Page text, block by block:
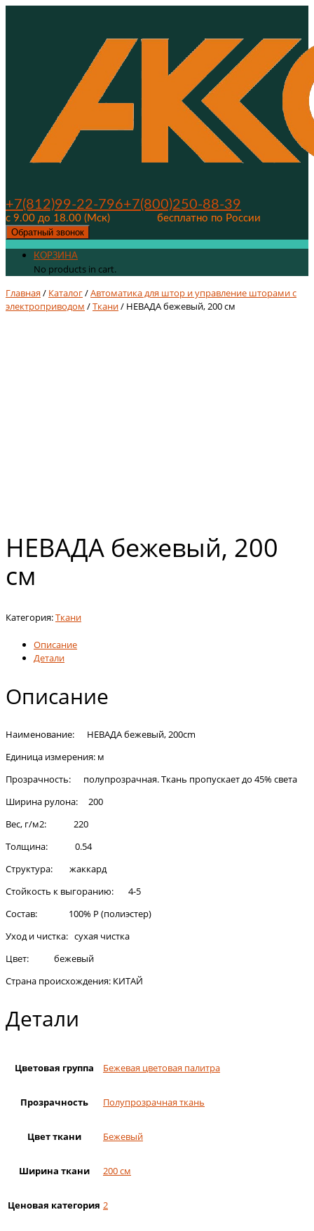
+7(812)99-22-796+7(800)250-88-39
с 9.00 до 18.00 (Мск)
бесплатно по России
Обратный звонок
КОРЗИНА
No products in cart.
Главная/ Каталог/Автоматика для штор и управление шторами с
электроприводом /Ткани/ НЕВАДА бежевый, 200 см
НЕВАДА бежевый, 200
см
Категория:Ткани
Описание
Детали
Описание
Наименование: НЕВАДА бежевый, 200cm
Единица измерения: м
Прозрачность: полупрозрачная. Ткань пропускает до 45% света
Ширина рулона: 200
Вес, г/м2: 220
Толщина: 0.54
Структура: жаккард
Стойкость к выгоранию: 4-5
Состав: 100% Р (полиэстер)
Уход и чистка: сухая чистка
Цвет: бежевый
Страна происхождения: КИТАЙ
Детали
Цветовая группа Бежевая цветовая палитра
Прозрачность Полупрозрачная ткань
Цвет ткани Бежевый
Ширина ткани 200 см
Ценовая категория 2